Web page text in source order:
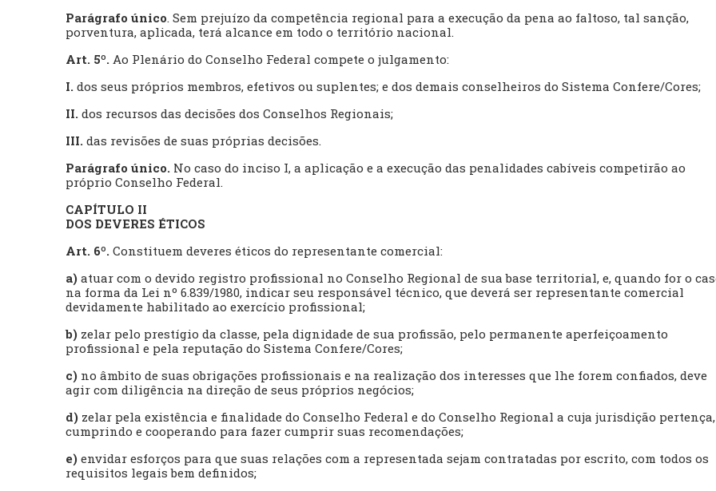
Parágrafo único. Sem prejuízo da competência regional para a execução da pena ao faltoso, tal sanção,
porventura, aplicada, terá alcance em todo o território nacional.
Art. 5º.Ao Plenário do Conselho Federal compete o julgamento:
I. dos seus próprios membros, efetivos ou suplentes; e dos demais conselheiros do Sistema Confere/Cores;
II. dos recursos das decisões dos Conselhos Regionais;
III. das revisões de suas próprias decisões.
Parágrafo único. No caso do inciso I, a aplicação e a execução das penalidades cabíveis competirão ao
próprio Conselho Federal.
CAPÍTULO II
DOS DEVERES ÉTICOS
Art. 6º. Constituem deveres éticos do representante comercial:
a) atuar com o devido registro profissional no Conselho Regional de sua base territorial, e, quando for o
na forma da Lei nº 6.839/1980, indicar seu responsável técnico, que deverá ser representante comercial
devidamente habilitado ao exercício profissional;
b) zelar pelo prestígio da classe, pela dignidade de sua profissão, pelo permanente aperfeiçoamento
profissional e pela reputação do Sistema Confere/Cores;
c) no âmbito de suas obrigações profissionais e na realização dos interesses que lhe forem confiados, deve
agir com diligência na direção de seus próprios negócios;
d) zelar pela existência e finalidade do Conselho Federal e do Conselho Regional a cuja jurisdição pertença,
cumprindo e cooperando para fazer cumprir suas recomendações;
e) envidar esforços para que suas relações com a representada sejam contratadas por escrito, com todos os
requisitos legais bem definidos;